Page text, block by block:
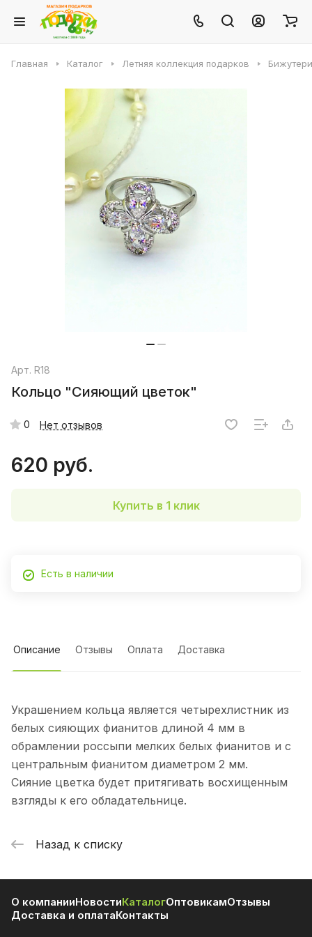
Главная Каталог Летняя коллекция подарков
Арт. R18
Кольцо "Сияющий цветок"
0 Нет отзывов
620 руб.
Купить в 1 клик
Есть в наличии
Описание Отзывы Оплата Доставка
Украшением кольца является четырехлистник из
белых сияющих фианитов длиной 4 мм в
обрамлении россыпи мелких белых фианитов и с
центральным фианитом диаметром 2 мм.
Сияние цветка будет притягивать восхищенным
взгляды к его обладательнице.
Назад к списку
О компанииНовостиКаталогОптовикамОтзывы
Доставка и оплатаКонтакты